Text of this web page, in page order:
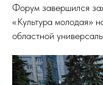
Форум завершился
«Культура молодая»
областной